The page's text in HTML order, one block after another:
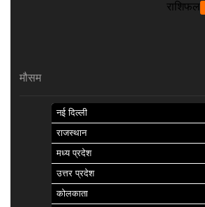
मौसम
नई दिल्ली
राजस्थान
मध्य प्रदेश
उत्तर प्रदेश
कोलकाता